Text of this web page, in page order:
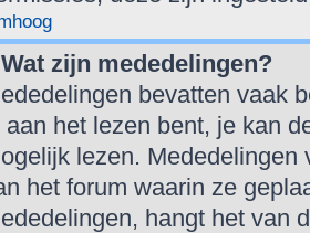
zijn mededelingen?
bevatten vaak
aan het lezen bent, je kan
lezen.
het forum waarin ze
hangt het van